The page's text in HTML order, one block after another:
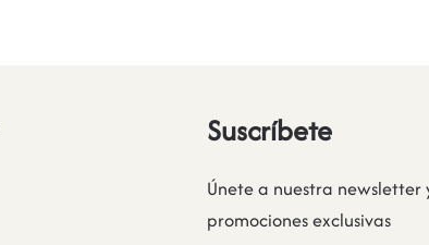
Suscríbete
Únete a nuestra
promociones exclusivas